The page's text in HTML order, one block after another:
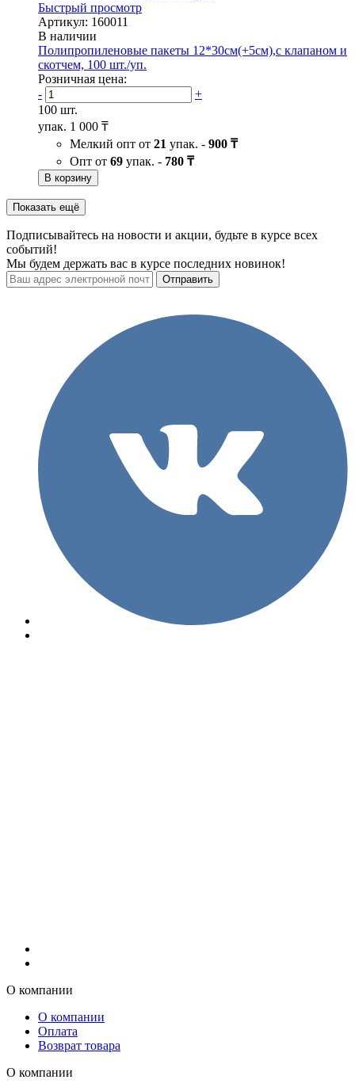
Быстрый просмотр
Артикул: 160011
В наличии
Полипропиленовые пакеты 12*30см(+5см),с клапаном и
скотчем, 100 шт./уп.
Розничная цена:
-
+
100 шт.
упак. 1 000 ₸
Мелкий опт от 21 упак. - 900 ₸
Опт от 69 упак. - 780 ₸
В корзину
Показать ещё
Подписывайтесь на новости и акции, будьте в курсе всех
событий!
Мы будем держать вас в курсе последних новинок!
О компании
О компании
Оплата
Возврат товара
О компании